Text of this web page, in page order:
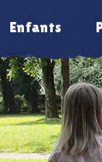
Enfants